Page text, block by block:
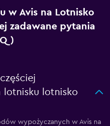
w Avis na Lotnisko
zadawane pytania
lotnisku lotnisko
wypożyczanych w Avis na